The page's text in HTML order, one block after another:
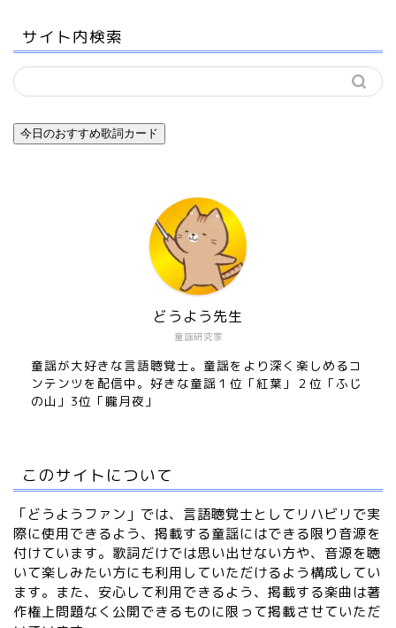
サイト内検索
今日のおすすめ歌詞カード
童謡研究家
どうよう先生
童謡が大好きな言語聴覚士。童謡をより深く楽しめるコ
ンテンツを配信中。好きな童謡１位「紅葉」２位「ふじ
の山」3位「朧月夜」
このサイトについて
「どうようファン」では、言語聴覚士としてリハビリで実
際に使用できるよう、掲載する童謡にはできる限り音源を
付けています。歌詞だけでは思い出せない方や、音源を聴
いて楽しみたい方にも利用していただけるよう構成してい
ます。また、安心して利用できるよう、掲載する楽曲は著
作権上問題なく公開できるものに限って掲載させていただ